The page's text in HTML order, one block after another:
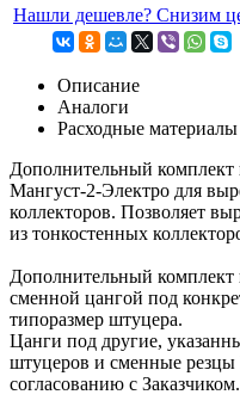
Нашли дешевле? Снизим
Описание
Аналоги
Расходные
Дополнительный
Мангуст-2-Электро для
коллекторов. Позволяет
из тонкостенных
Дополнительный комплект
сменной цангой под
типоразмер штуцера.
Цанги под другие,
штуцеров и сменные резцы
согласованию с Заказчиком.